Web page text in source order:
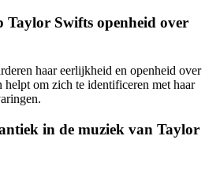
Taylor Swifts openheid over
haar eerlijkheid en openheid over
helpt om zich te identificeren met haar
in de muziek van Taylor